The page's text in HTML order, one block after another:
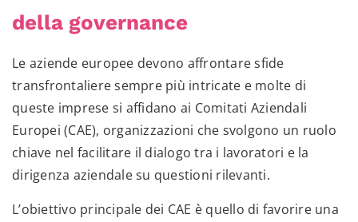
della governance
Le aziende europee devono affrontare sfide
transfrontaliere sempre più intricate e molte di
queste imprese si affidano ai Comitati Aziendali
Europei (CAE), organizzazioni che svolgono un ruolo
chiave nel facilitare il dialogo tra i lavoratori e la
dirigenza aziendale su questioni rilevanti.
L’obiettivo principale dei CAE è quello di favorire una